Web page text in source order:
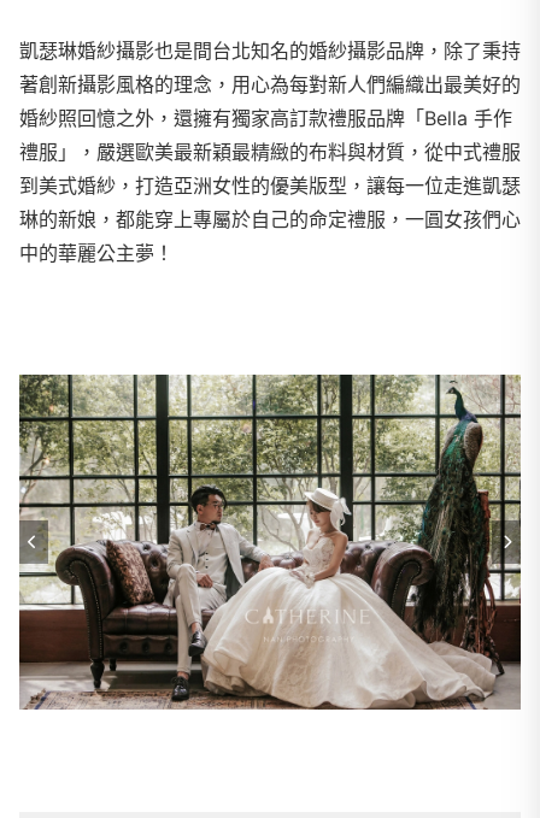
凱瑟琳婚紗攝影也是間台北知名的婚紗攝影品牌，除了秉持
著創新攝影風格的理念，用心為每對新人們編織出最美好的
婚紗照回憶之外，還擁有獨家高訂款禮服品牌「Bella 手作
禮服」，嚴選歐美最新穎最精緻的布料與材質，從中式禮服
到美式婚紗，打造亞洲女性的優美版型，讓每一位走進凱瑟
琳的新娘，都能穿上專屬於自己的命定禮服，一圓女孩們心
中的華麗公主夢！